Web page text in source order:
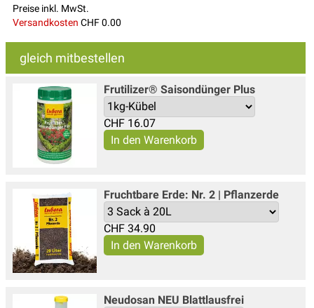
Preise inkl. MwSt.
Versandkosten CHF 0.00
gleich mitbestellen
Frutilizer® Saisondünger Plus
CHF 16.07
Fruchtbare Erde: Nr. 2 | Pflanzerde
CHF 34.90
Neudosan NEU Blattlausfrei